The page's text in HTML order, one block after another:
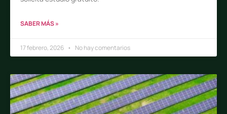
SABER MÁS »
17 febrero, 2026 No hay comentarios